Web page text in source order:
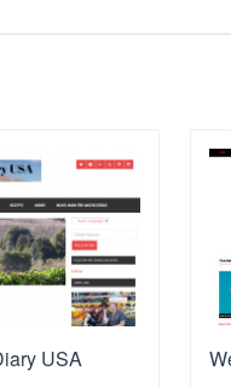
USA